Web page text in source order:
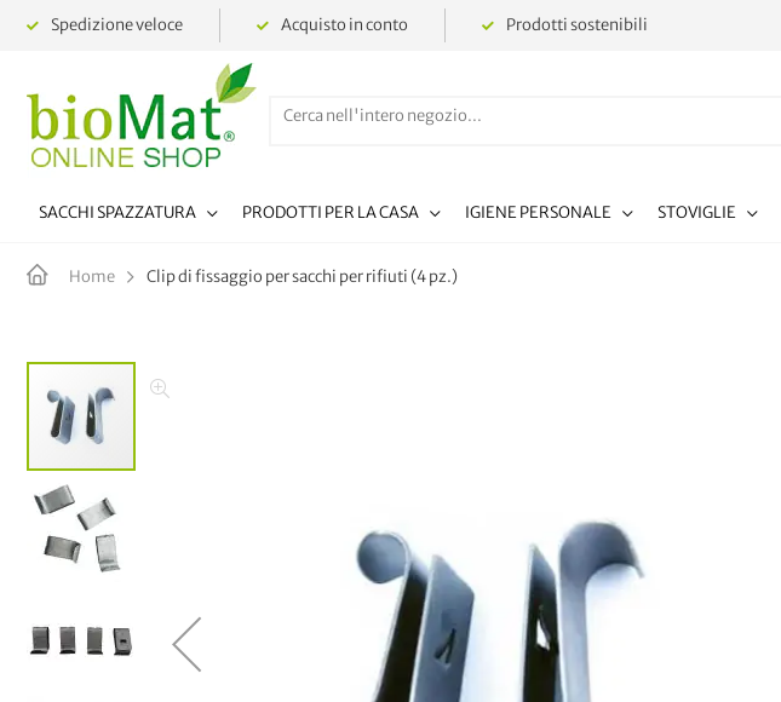
Spedizione veloce Acquisto in conto Prodotti sostenibili
SACCHI SPAZZATURA PRODOTTI PER LA CASA IGIENE PERSONALE STOVIGLIE
Home Clip di fissaggio per sacchi per rifiuti (4 pz.)